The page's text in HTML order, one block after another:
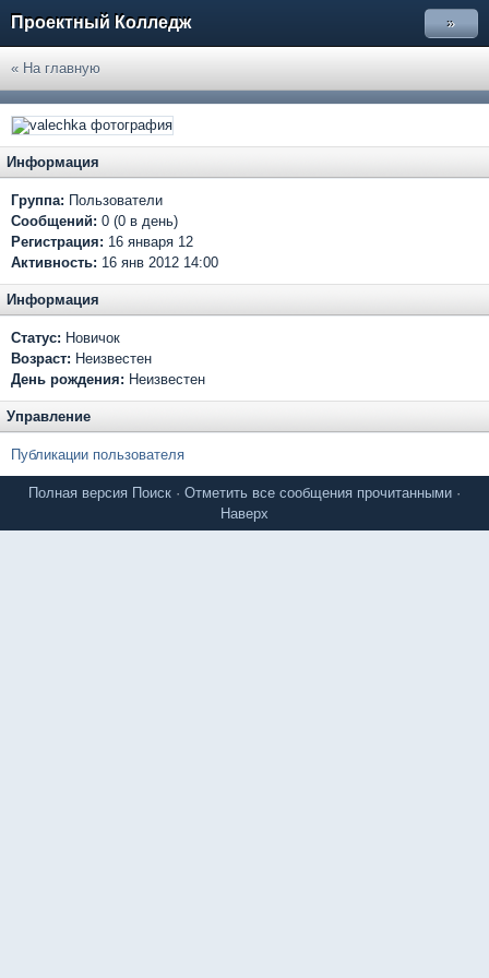
Проектный Колледж »
« На главную
Информация
Группа: Пользователи
Сообщений: 0 (0 в день)
Регистрация: 16 января 12
Активность: 16 янв 2012 14:00
Информация
Статус: Новичок
Возраст: Неизвестен
День рождения: Неизвестен
Управление
Публикации пользователя
Полная версия Поиск · Отметить все сообщения прочитанными ·
Наверх